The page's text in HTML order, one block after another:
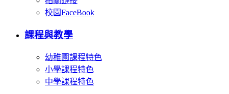
校園FaceBook
課程與教學
幼稚園課程特色
小學課程特色
中學課程特色